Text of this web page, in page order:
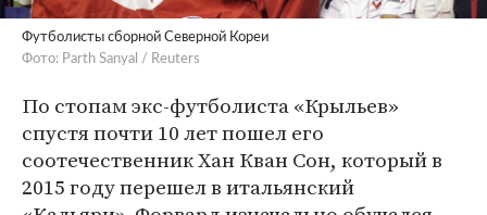
Футболисты сборной Северной Кореи
Фото: Parth Sanyal / Reuters
По стопам экс-футболиста «Крыльев»
спустя почти 10 лет пошел его
соотечественник Хан Кван Сон, который в
2015 году перешел в итальянский